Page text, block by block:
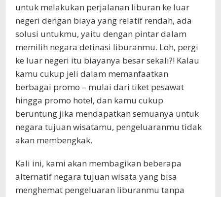
untuk melakukan perjalanan liburan ke luar
negeri dengan biaya yang relatif rendah, ada
solusi untukmu, yaitu dengan pintar dalam
memilih negara detinasi liburanmu. Loh, pergi
ke luar negeri itu biayanya besar sekali?! Kalau
kamu cukup jeli dalam memanfaatkan
berbagai promo – mulai dari tiket pesawat
hingga promo hotel, dan kamu cukup
beruntung jika mendapatkan semuanya untuk
negara tujuan wisatamu, pengeluaranmu tidak
akan membengkak.
Kali ini, kami akan membagikan beberapa
alternatif negara tujuan wisata yang bisa
menghemat pengeluaran liburanmu tanpa